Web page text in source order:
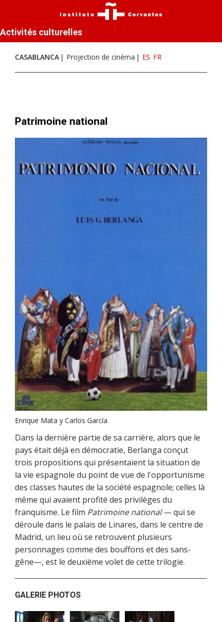
Activités culturelles
CASABLANCA Projection de cinéma ES FR
Patrimoine national
Enrique Mata y Carlos García
Dans la dernière partie de sa carrière, alors que le
pays était déjà en démocratie, Berlanga conçut
trois propositions qui présentaient la situation de
la vie espagnole du point de vue de l'opportunisme
des classes hautes de la société espagnole; celles là
même qui avaient profité des privilèges du
franquisme. Le film Patrimoine national— qui se
déroule dans le palais de Linares, dans le centre de
Madrid, un lieu où se retrouvent plusieurs
personnages comme des bouffons et des sans-
gêne—, est le deuxième volet de cette trilogie.
GALERIE PHOTOS